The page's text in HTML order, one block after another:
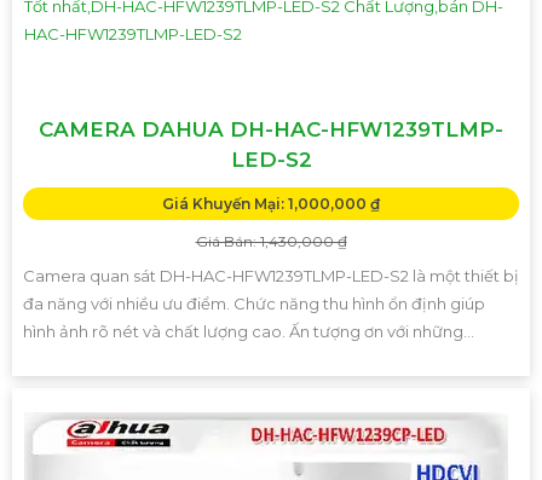
CAMERA DAHUA DH-HAC-HFW1239TLMP-
LED-S2
Giá Khuyến Mại: 1,000,000 ₫
Giá Bán: 1,430,000 ₫
Camera quan sát DH-HAC-HFW1239TLMP-LED-S2 là một thiết bị
đa năng với nhiều ưu điểm. Chức năng thu hình ổn định giúp
hình ảnh rõ nét và chất lượng cao. Ấn tượng ơn với những...